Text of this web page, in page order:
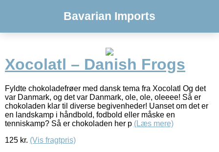
Bavarian Imports
Xocolatl – Danish Frogs
Fyldte chokoladefrøer med dansk tema fra Xocolatl Og det
var Danmark, og det var Danmark, ole, ole, oleeee! Så er
chokoladen klar til diverse begivenheder! Uanset om det er
en landskamp i håndbold, fodbold eller måske en
tenniskamp? Så er chokoladen her p (Læs mere)
125 kr. (Vis fragtpris)